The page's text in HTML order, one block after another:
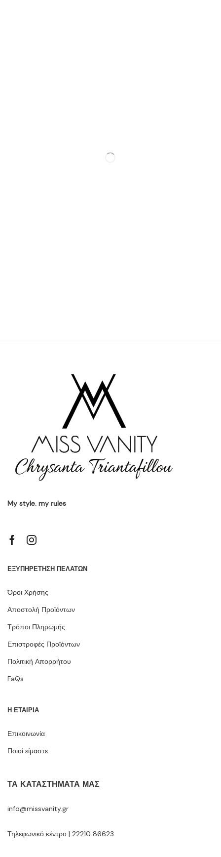
My style. my rules
ΕΞΥΠΗΡΕΤΗΣΗ ΠΕΛΑΤΩΝ
Όροι Χρήσης
Αποστολή Προϊόντων
Τρόποι Πληρωμής
Επιστροφές Προϊόντων
Πολιτική Απορρήτου
FaQs
Η ΕΤΑΙΡΙΑ
Επικοινωνία
Ποιοί είμαστε
ΤΑ ΚΑΤΑΣΤΉΜΑΤΆ ΜΑΣ
info@missvanity.gr
Τηλεφωνικό κέντρο | 22210 86623